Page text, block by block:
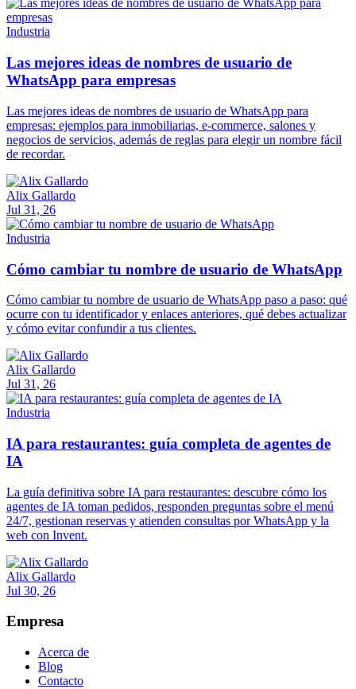
Industria
Las mejores ideas de nombres de usuario de
WhatsApp para empresas
Las mejores ideas de nombres de usuario de WhatsApp para
empresas: ejemplos para inmobiliarias, e-commerce, salones y
negocios de servicios, además de reglas para elegir un nombre fácil
de recordar.
Alix Gallardo
Jul 31, 26
Industria
Cómo cambiar tu nombre de usuario de WhatsApp
Cómo cambiar tu nombre de usuario de WhatsApp paso a paso: qué
ocurre con tu identificador y enlaces anteriores, qué debes actualizar
y cómo evitar confundir a tus clientes.
Alix Gallardo
Jul 31, 26
Industria
IA para restaurantes: guía completa de agentes de
IA
La guía definitiva sobre IA para restaurantes: descubre cómo los
agentes de IA toman pedidos, responden preguntas sobre el menú
24/7, gestionan reservas y atienden consultas por WhatsApp y la
web con Invent.
Alix Gallardo
Jul 30, 26
Empresa
Acerca de
Blog
Contacto